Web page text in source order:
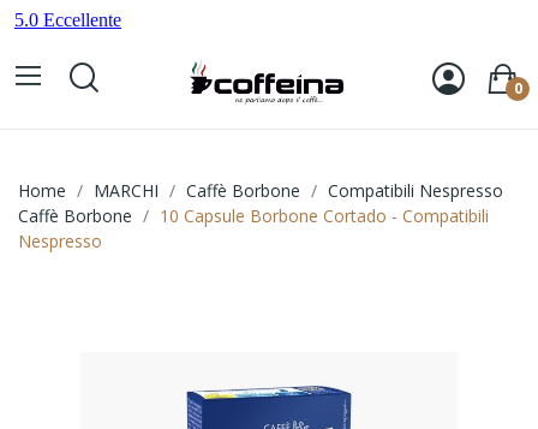
0
Home MARCHI Caffè Borbone
Compatibili Nespresso
Caffè Borbone
10 Capsule Borbone Cortado - Compatibili
Nespresso